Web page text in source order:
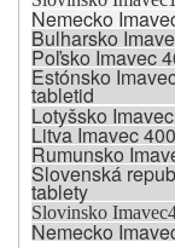
Nemecko
Bulharsko
Poľsko Imavec
Estónsko
tabletid
Lotyšsko
Litva Imavec
Rumunsko
Slovenská
tablety
Slovinsko Imavec
Nemecko